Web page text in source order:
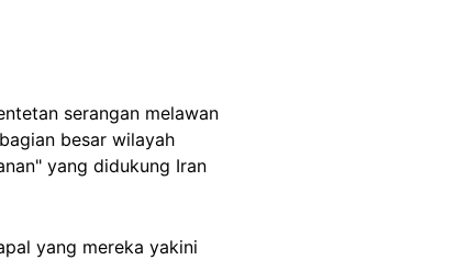
serangan melawan
besar wilayah
yang didukung Iran
yang mereka yakini